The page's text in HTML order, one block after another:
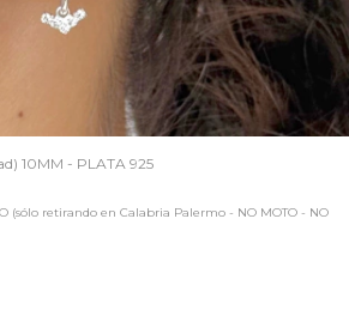
10MM - PLATA 925
(sólo retirando en Calabria Palermo - NO MOTO - NO